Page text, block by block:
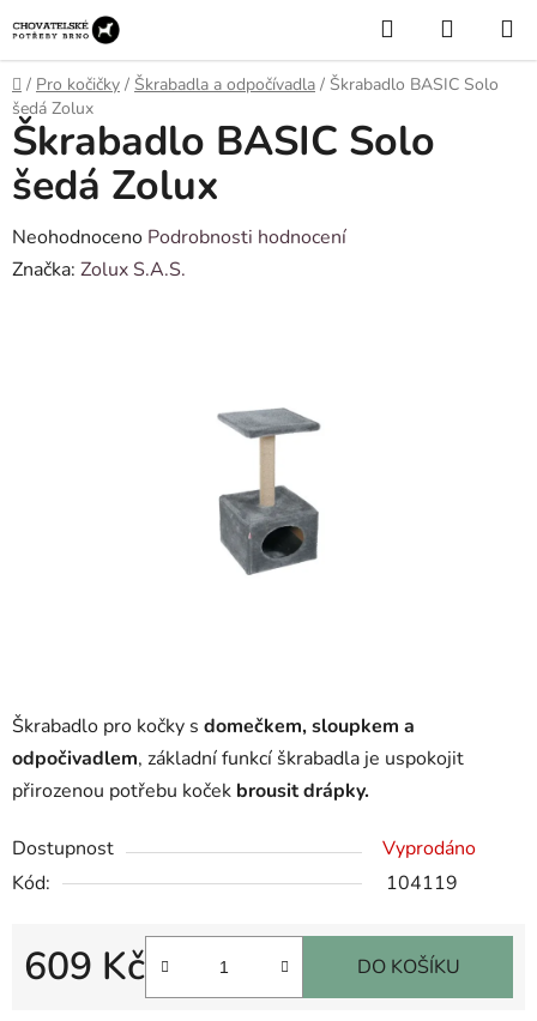
na
obsah
Hledat
KOŠÍK
Domů
/ Pro kočičky / Škrabadla a odpočívadla / Škrabadlo BASIC Solo
šedá Zolux
Škrabadlo pro kočky s domečkem, sloupkem a
odpočivadlem, základní funkcí škrabadla je uspokojit
přirozenou potřebu koček brousit drápky.
Dostupnost
Vyprodáno
Kód:
104119
609 Kč DO KOŠÍKU
Škrabadlo BASIC Solo
šedá Zolux
Průměrné
hodnocení
Neohodnoceno Podrobnosti hodnocení
Značka: Zolux S.A.S.